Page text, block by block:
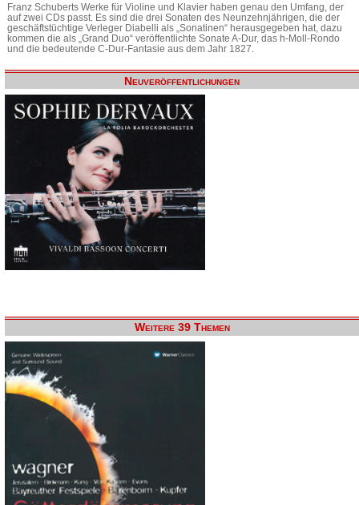
Franz Schuberts Werke für Violine und Klavier haben genau den Umfang, der
auf zwei CDs passt. Es sind die drei Sonaten des Neunzehnjährigen, die der
geschäftstüchtige Verleger Diabelli als „Sonatinen“ herausgegeben hat, dazu
kommen die als „Grand Duo“ veröffentlichte Sonate A-Dur, das h-Moll-Rondo
und die bedeutende C-Dur-Fantasie aus dem Jahr 1827.
Neuveröffentlichungen
Weitere 39 Themen